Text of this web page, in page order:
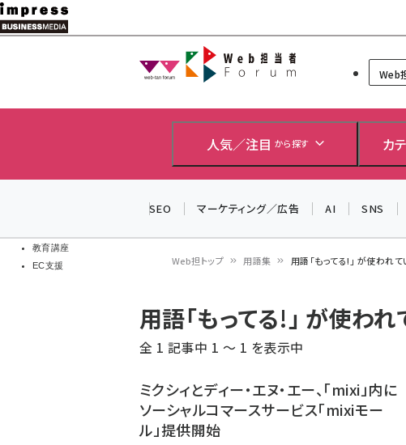
メ
イ
教育講座
EC支援
Web担当者Forum
Web
人気／注目 から探す カ
SEO マーケティング／広告 AI SNS
ン
く
ず
Web担トップ 用語集 用語「もってる!」 が使われ
用語「もってる!」 が使わ
全 1 記事中 1 ～ 1 を表示中
ミクシィとディー・エヌ・エー、「mixi」内に
ソーシャルコマースサービス「mixiモー
ル」提供開始